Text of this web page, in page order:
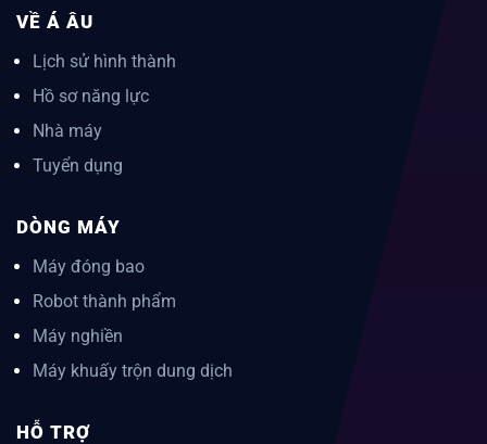
VỀ Á ÂU
Lịch sử hình thành
Hồ sơ năng lực
Nhà máy
Tuyển dụng
DÒNG MÁY
Máy đóng bao
Robot thành phẩm
Máy nghiền
Máy khuấy trộn dung dịch
HỖ TRỢ